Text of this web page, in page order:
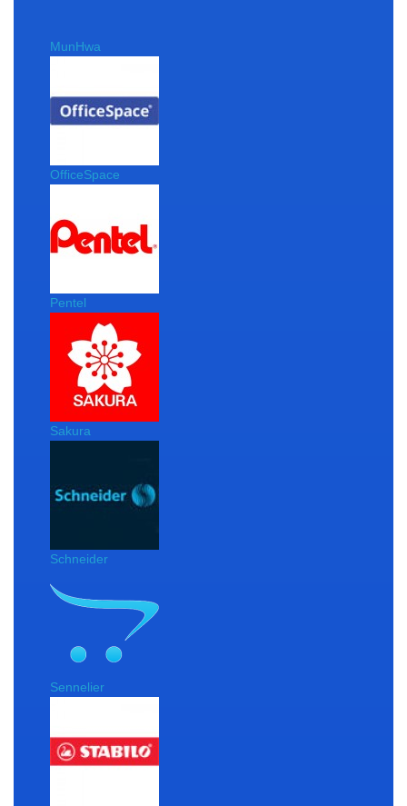
MunHwa
OfficeSpace
Pentel
Sakura
Schneider
Sennelier